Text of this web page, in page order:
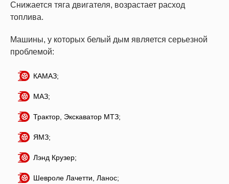
Снижается тяга двигателя, возрастает расход
топлива.
Машины, у которых белый дым является серьезной
проблемой:
КАМАЗ;
МАЗ;
Трактор, Экскаватор МТЗ;
ЯМЗ;
Лэнд Крузер;
Шевроле Лачетти, Ланос;